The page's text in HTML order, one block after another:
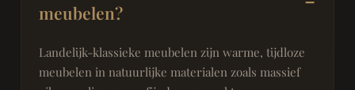
meubelen?
Landelijk-klassieke meubelen zijn warme, tijdloze
meubelen in natuurlijke materialen zoals massief